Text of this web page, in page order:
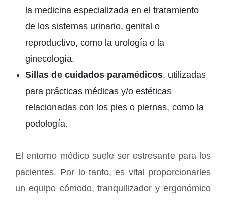
la medicina especializada en el tratamiento
de los sistemas urinario, genital o
reproductivo, como la urología o la
ginecología.
Sillas de cuidados paramédicos, utilizadas
para prácticas médicas y/o estéticas
relacionadas con los pies o piernas, como la
podología.
El entorno médico suele ser estresante para los
pacientes. Por lo tanto, es vital proporcionarles
un equipo cómodo, tranquilizador y ergonómico